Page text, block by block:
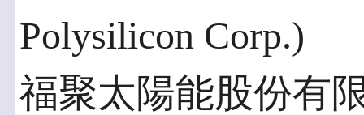
Polysilicon Corp.)
福聚太陽能股份有